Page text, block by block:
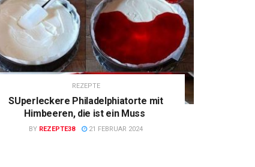
REZEPTE
SUperleckere Philadelphiatorte mit
Himbeeren, die ist ein Muss
BY REZEPTE38 21 FEBRUAR 2024